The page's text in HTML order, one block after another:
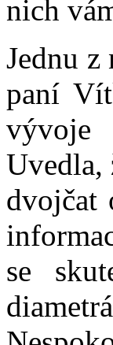
nich
Jednu z
paní
vývoje
Uvedla,
dvojčat
se